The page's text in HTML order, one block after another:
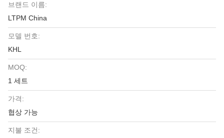
브랜드 이름:
LTPM China
모델 번호:
KHL
MOQ:
1 세트
가격:
협상 가능
지불 조건: